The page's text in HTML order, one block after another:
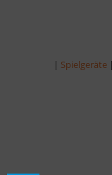
| Spielgeräte |